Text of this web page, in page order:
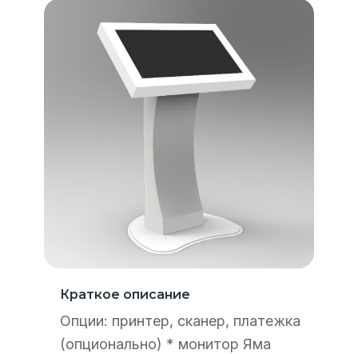
Краткое описание
Опции: принтер, сканер, платежка
(опционально) * монитор Яма